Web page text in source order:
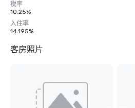
税率
10.25%
入住率
14.195%
客房照片